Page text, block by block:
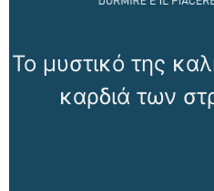
Το μυστικό της
καρδιά των